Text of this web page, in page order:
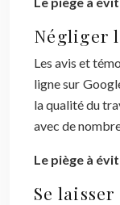
Négliger
Les avis et
ligne sur
la qualité du
avec de
Le piège à
Se